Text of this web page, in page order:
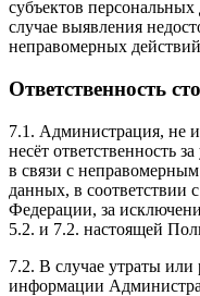
субъектов
случае выявления
неправомерных
Ответственность
7.1. Администрация, не
несёт ответственность
в связи с
данных, в соответствии
Федерации, за
5.2. и 7.2. настоящей
7.2. В случае утраты
информации